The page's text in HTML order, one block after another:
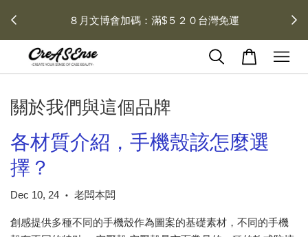
８月文博會加碼：滿$５２０台灣免運
關於我們與這個品牌
各材質介紹，手機殼該怎麼選
擇？
Dec 10, 24 • 老闆本闆
創感提供多種不同的手機殼作為圖案的基礎素材，不同的手機